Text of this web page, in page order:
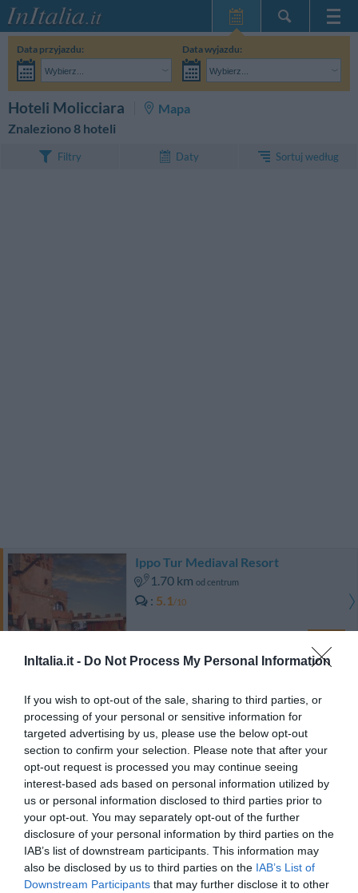
InItalia.it - Do Not Process My Personal Information
If you wish to opt-out of the sale, sharing to third parties, or
processing of your personal or sensitive information for
targeted advertising by us, please use the below opt-out
section to confirm your selection. Please note that after your
opt-out request is processed you may continue seeing
interest-based ads based on personal information utilized by
us or personal information disclosed to third parties prior to
your opt-out. You may separately opt-out of the further
disclosure of your personal information by third parties on the
IAB’s list of downstream participants. This information may
also be disclosed by us to third parties on the IAB’s List of
Downstream Participants that may further disclose it to other
InItalia Klub
Data przyjazdu:
Wybierz...
Data wyjazdu:
Wybierz...
Hoteli Molicciara
Mapa
Znaleziono 8 hoteli
Filtry Daty Sortuj według
Ippo Tur Mediaval Resort
1.70 km od centrum
5.1/10
7.59 kmod centrum
Znakomity 9.2/10
CENY
Villa Belverde
6.05 km
od centrum
0 Opinie
CENY